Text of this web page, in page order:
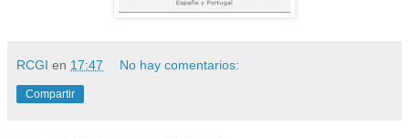
RCGI en 17:47 No hay comentarios:
Compartir